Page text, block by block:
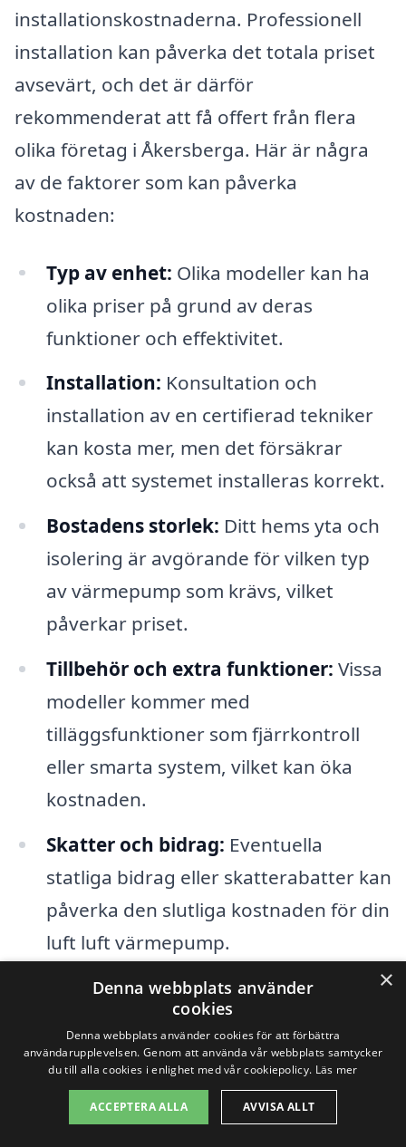
installationskostnaderna. Professionell
installation kan påverka det totala priset
avsevärt, och det är därför
rekommenderat att få offert från flera
olika företag i Åkersberga. Här är några
av de faktorer som kan påverka
kostnaden:
Typ av enhet: Olika modeller kan ha
olika priser på grund av deras
funktioner och effektivitet.
Installation: Konsultation och
installation av en certifierad tekniker
kan kosta mer, men det försäkrar
också att systemet installeras korrekt.
Bostadens storlek: Ditt hems yta och
isolering är avgörande för vilken typ
av värmepump som krävs, vilket
påverkar priset.
Tillbehör och extra funktioner: Vissa
modeller kommer med
tilläggsfunktioner som fjärrkontroll
eller smarta system, vilket kan öka
kostnaden.
Skatter och bidrag: Eventuella
statliga bidrag eller skatterabatter kan
påverka den slutliga kostnaden för din
luft luft värmepump.
Det är klokt att noggrant jämföra olika
alternativ och läsa recensioner för att
hitta en leverantör avluft luft
värmepumparsom passar dina behov i
Åkersberga. Genom att besöka vår
×
Denna webbplats använder
cookies
Denna webbplats använder cookies för att förbättra
användarupplevelsen. Genom att använda vår webbplats samtycker
du till alla cookies i enlighet med vår cookiepolicy. Läs mer
ACCEPTERA ALLA AVVISA ALLT